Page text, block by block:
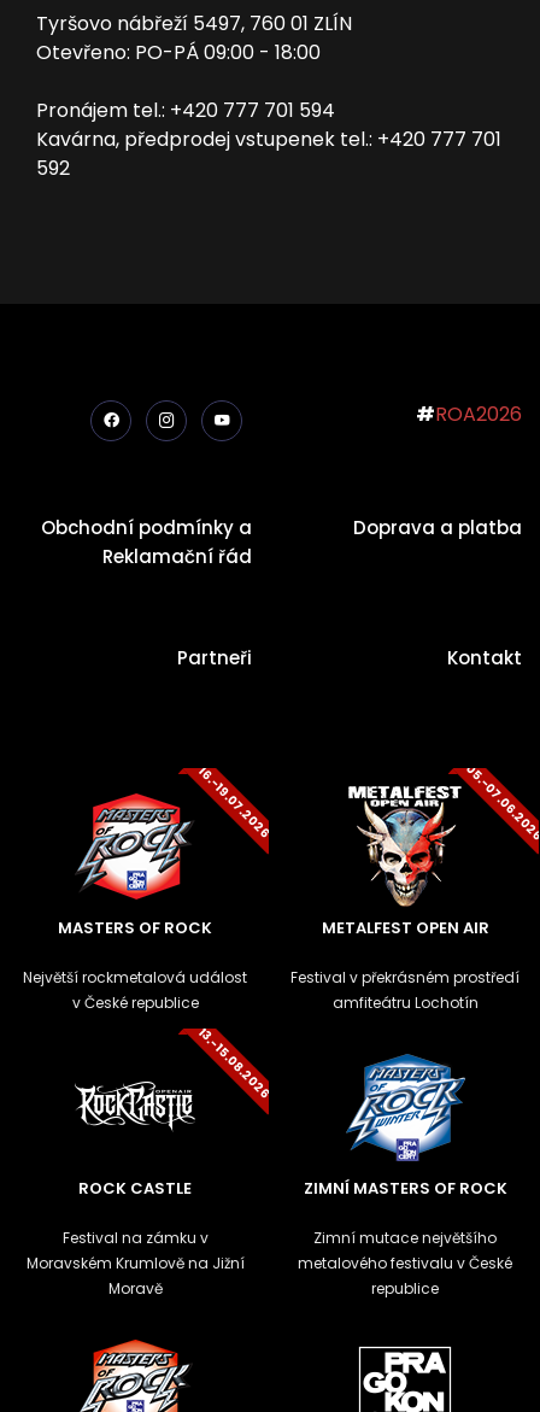
Tyršovo nábřeží 5497, 760 01 ZLÍN
Otevřeno: PO-PÁ 09:00 - 18:00
Pronájem tel.: +420 777 701 594
Kavárna, předprodej vstupenek tel.: +420 777 701
592
#ROA2026
Obchodní podmínky a
Reklamační řád
Doprava a platba
Partneři Kontakt
16.-19.07.2026
MASTERS OF ROCK
Největší rockmetalová událost
v České republice
05.-
METALFEST OPEN AIR
Festival v překrásném prostředí
amfiteátru Lochotín
13.-15.08.2026
ROCK CASTLE
Festival na zámku v
Moravském Krumlově na Jižní
Moravě
ZIMNÍ MASTERS OF ROCK
Zimní mutace největšího
metalového festivalu v České
republice